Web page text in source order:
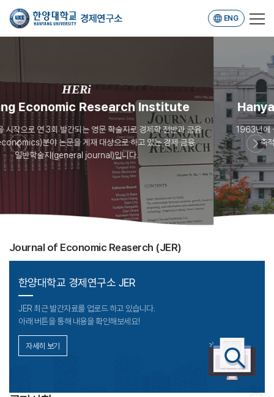
ENG
전반과금융
경제·금융
HERi
Hanyang Economic Research
1963년에 설립된 이래 경제학과 재무금융분야의 연구결
축적하여연구활동 및 학술교류를 수행해 오고 있습
Journal of Economic Reaserch (JER)
한양대학교 경제연구소 JER
JER 최근 발간자료를 업로드 하고 있습니다.
아래 버튼을 통해 내용을 확인해보세요!
자세히 보기